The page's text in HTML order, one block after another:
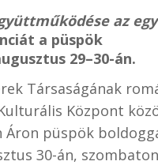
az
a püspök
29–30-án.
Társaságának
Központ
Áron püspök
30-án, szombaton